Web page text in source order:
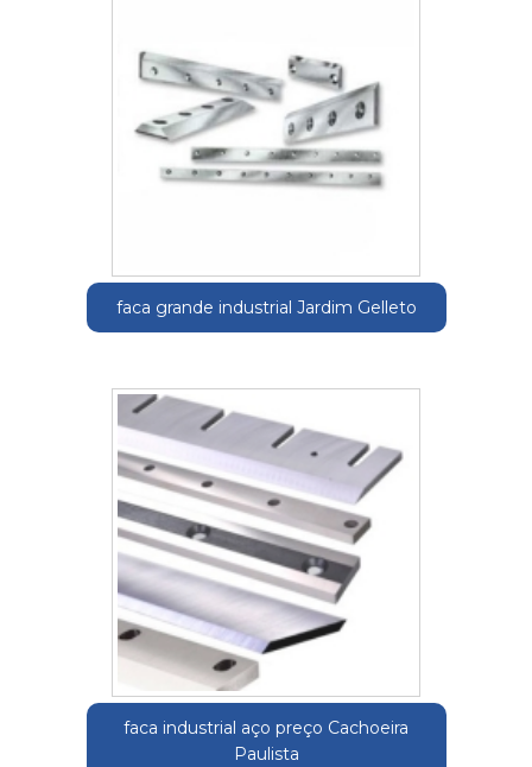
faca grande industrial Jardim Gelleto
faca industrial aço preço Cachoeira
Paulista